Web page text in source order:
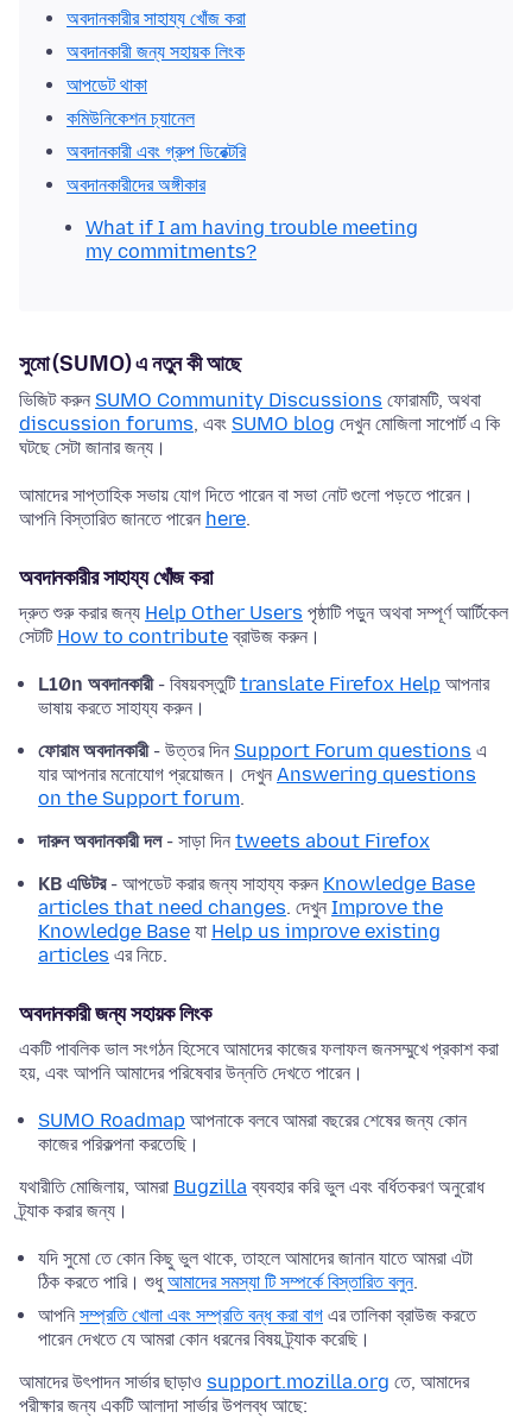
অবদানকারীর সাহায্য খোঁজ করা
অবদানকারী জন্য সহায়ক লিংক
আপডেট থাকা
কমিউনিকেশন চ্যানেল
অবদানকারী এবং গ্রুপ ডিরেক্টরি
অবদানকারীদের অঙ্গীকার
What if I am having trouble meeting
my commitments?
সুমো (SUMO) এ নতুন কী আছে
ভিজিট করুন SUMO Community Discussions ফোরামটি, অথবা
discussion forums, এবং SUMO blog দেখুন মোজিলা সাপোর্ট এ কি
ঘটছে সেটা জানার জন্য।
আমাদের সাপ্তাহিক সভায় যোগ দিতে পারেন বা সভা নোট গুলো পড়তে পারেন।
আপনি বিস্তারিত জানতে পারেন here.
অবদানকারীর সাহায্য খোঁজ করা
দ্রুত শুরু করার জন্য Help Other Users পৃষ্ঠাটি পড়ুন অথবা সম্পূর্ণ আর্টিকেল
সেটটি How to contributeব্রাউজ করুন।
L10n অবদানকারী- বিষয়বস্তুটিtranslate Firefox Help আপনার
ভাষায় করতে সাহায্য করুন।
ফোরাম অবদানকারী- উত্তর দিন Support Forum questions এ
যার আপনার মনোযোগ প্রয়োজন। দেখুন Answering questions
on the Support forum.
দারুন অবদানকারী দল- সাড়া দিন tweets about Firefox
KB এডিটর- আপডেট করার জন্য সাহায্য করুন Knowledge Base
articles that need changes. দেখুন Improve the
Knowledge Base যা Help us improve existing
articles এর নিচে.
অবদানকারী জন্য সহায়ক লিংক
একটি পাবলিক ভাল সংগঠন হিসেবে আমাদের কাজের ফলাফল জনসম্মুখে প্রকাশ করা
হয়, এবং আপনি আমাদের পরিষেবার উন্নতি দেখতে পারেন।
SUMO Roadmap আপনাকে বলবে আমরা বছরের শেষের জন্য কোন
কাজের পরিকল্পনা করতেছি।
যথারীতি মোজিলায়, আমরা Bugzilla ব্যবহার করি ভুল এবং বর্ধিতকরণ অনুরোধ
ট্র্যাক করার জন্য।
যদি সুমো তে কোন কিছু ভুল থাকে, তাহলে আমাদের জানান যাতে আমরা এটা
ঠিক করতে পারি। শুধুআমাদের সমস্যা টি সম্পর্কে বিস্তারিত বলুন.
আপনি সম্প্রতি খোলা এবং সম্প্রতি বন্ধ করা বাগ এর তালিকা ব্রাউজ করতে
পারেন দেখতে যে আমরা কোন ধরনের বিষয় ট্র্যাক করেছি।
আমাদের উৎপাদন সার্ভার ছাড়াও support.mozilla.org তে, আমাদের
পরীক্ষার জন্য একটি আলাদা সার্ভার উপলব্ধ আছে: